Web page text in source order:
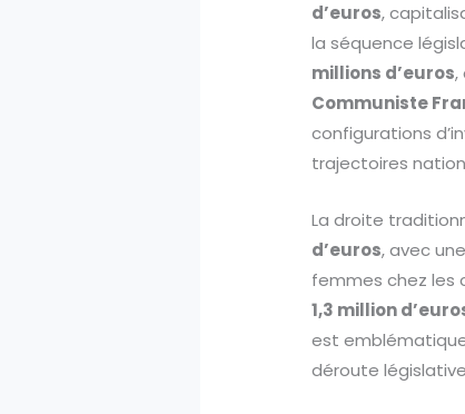
d’euros,
la séquence
millions d’euros,
Communiste
configurations
trajectoires
La droite
d’euros, avec une
femmes chez les
1,3 million
est
déroute